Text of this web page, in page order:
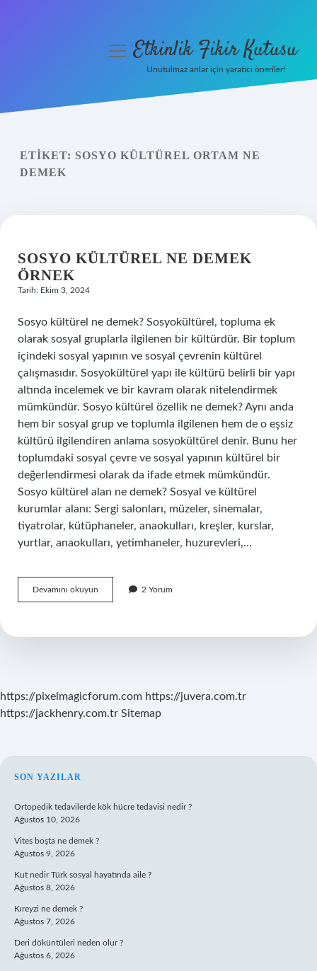
Yasal Uyarı
menüyüEtkinlik Fikir Kutusu
Unutulmaz anlar için yaratıcı öneriler!
ETIKET: SOSYO KÜLTÜREL ORTAM NE
DEMEK
SOSYO KÜLTÜREL NE DEMEK
ÖRNEK
Tarih: Ekim 3, 2024
Sosyo kültürel ne demek? Sosyokültürel, topluma ek
olarak sosyal gruplarla ilgilenen bir kültürdür. Bir toplum
içindeki sosyal yapının ve sosyal çevrenin kültürel
çalışmasıdır. Sosyokültürel yapı ile kültürü belirli bir yapı
altında incelemek ve bir kavram olarak nitelendirmek
mümkündür. Sosyo kültürel özellik ne demek? Aynı anda
hem bir sosyal grup ve toplumla ilgilenen hem de o eşsiz
kültürü ilgilendiren anlama sosyokültürel denir. Bunu her
toplumdaki sosyal çevre ve sosyal yapının kültürel bir
değerlendirmesi olarak da ifade etmek mümkündür.
Sosyo kültürel alan ne demek? Sosyal ve kültürel
kurumlar alanı: Sergi salonları, müzeler, sinemalar,
tiyatrolar, kütüphaneler, anaokulları, kreşler, kurslar,
yurtlar, anaokulları, yetimhaneler, huzurevleri,…
Devamını okuyun
Kültürel
Örnek
2 Yorum
https://pixelmagicforum.com https://juvera.com.tr
https://jackhenry.com.tr Sitemap
SIDEBAR
SON YAZILAR
Ortopedik tedavilerde kök hücre tedavisi nedir ?
Ağustos 10, 2026
Vites boşta ne demek ?
Ağustos 9, 2026
Kut nedir Türk sosyal hayatında aile ?
Ağustos 8, 2026
Kıreyzi ne demek ?
Ağustos 7, 2026
Deri döküntüleri neden olur ?
Ağustos 6, 2026